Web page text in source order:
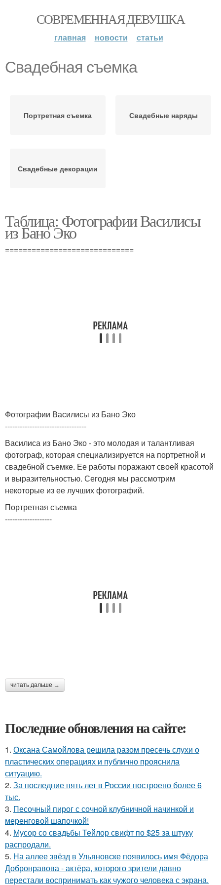
СОВРЕМЕННАЯ ДЕВУШКА
главная новости статьи
Свадебная съемка
Портретная съемка Свадебные наряды
Свадебные декорации
Таблица: Фотографии Василисы
из Бано Эко
=============================
Фотографии Василисы из Бано Эко
---------------------------------
Василиса из Бано Эко - это молодая и талантливая
фотограф, которая специализируется на портретной и
свадебной съемке. Ее работы поражают своей красотой
и выразительностью. Сегодня мы рассмотрим
некоторые из ее лучших фотографий.
Портретная съемка
-------------------
читать дальше →
Последние обновления на сайте:
1. Оксана Самойлова решила разом пресечь слухи о
пластических операциях и публично прояснила
ситуацию.
2. За последние пять лет в России построено более 6
тыс.
3. Песочный пирог с сочной клубничной начинкой и
меренговой шапочкой!
4. Мусор со свадьбы Тейлор свифт по $25 за штуку
распродали.
5. На аллее звёзд в Ульяновске появилось имя Фёдора
Добронравова - актёра, которого зрители давно
перестали воспринимать как чужого человека с экрана.